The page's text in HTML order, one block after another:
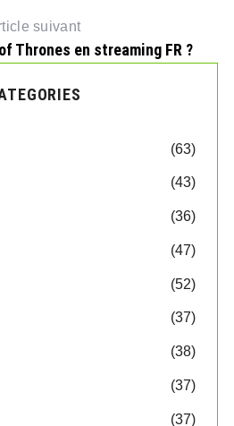
suivant
Thrones en streaming FR ?
(63)
(43)
(36)
(47)
(52)
(37)
(38)
(37)
(37)